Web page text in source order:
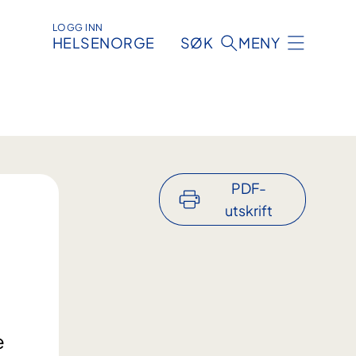
LOGG INN
HELSENORGE SØK MENY
PDF-
utskrift